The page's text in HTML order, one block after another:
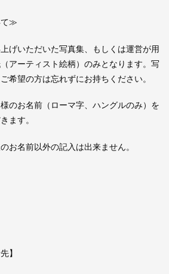
て≫
げいただいた写真集、もしくは運営が用
アーティスト絵柄）のみとなります。写
希望の方は忘れずにお持ちください。
のお名前（ローマ字、ハングルのみ）を
ます。
お名前以外の記入は出来ません。
】